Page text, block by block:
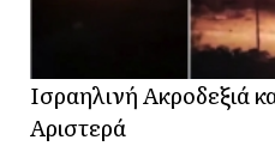
Ισραηλινή Ακροδεξιά
Αριστερά